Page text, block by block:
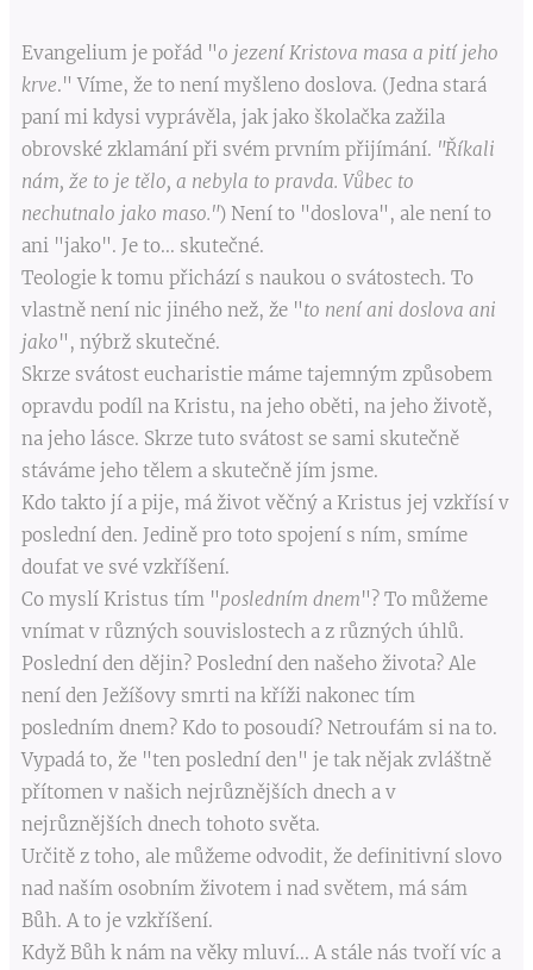
Evangelium je pořád "o jezení Kristova masa a pití jeho
krve." Víme, že to není myšleno doslova. (Jedna stará
paní mi kdysi vyprávěla, jak jako školačka zažila
obrovské zklamání při svém prvním přijímání. "Říkali
nám, že to je tělo, a nebyla to pravda. Vůbec to
nechutnalo jako maso.") Není to "doslova", ale není to
ani "jako". Je to... skutečné.
Teologie k tomu přichází s naukou o svátostech. To
vlastně není nic jiného než, že "to není ani doslova ani
jako", nýbrž skutečné.
Skrze svátost eucharistie máme tajemným způsobem
opravdu podíl na Kristu, na jeho oběti, na jeho životě,
na jeho lásce. Skrze tuto svátost se sami skutečně
stáváme jeho tělem a skutečně jím jsme.
Kdo takto jí a pije, má život věčný a Kristus jej vzkřísí v
poslední den. Jedině pro toto spojení s ním, smíme
doufat ve své vzkříšení.
Co myslí Kristus tím "posledním dnem"? To můžeme
vnímat v různých souvislostech a z různých úhlů.
Poslední den dějin? Poslední den našeho života? Ale
není den Ježíšovy smrti na kříži nakonec tím
posledním dnem? Kdo to posoudí? Netroufám si na to.
Vypadá to, že "ten poslední den" je tak nějak zvláštně
přítomen v našich nejrůznějších dnech a v
nejrůznějších dnech tohoto světa.
Určitě z toho, ale můžeme odvodit, že definitivní slovo
nad naším osobním životem i nad světem, má sám
Bůh. A to je vzkříšení.
Když Bůh k nám na věky mluví... A stále nás tvoří víc a